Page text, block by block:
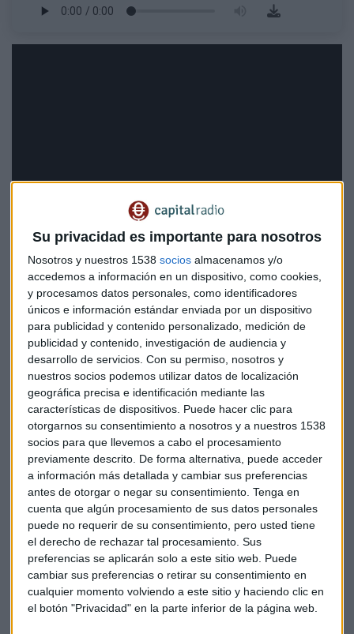
Su privacidad es importante para nosotros
Nosotros y nuestros 1538 socios almacenamos y/o
accedemos a información en un dispositivo, como cookies,
y procesamos datos personales, como identificadores
únicos e información estándar enviada por un dispositivo
para publicidad y contenido personalizado, medición de
publicidad y contenido, investigación de audiencia y
desarrollo de servicios. Con su permiso, nosotros y
nuestros socios podemos utilizar datos de localización
geográfica precisa e identificación mediante las
características de dispositivos. Puede hacer clic para
otorgarnos su consentimiento a nosotros y a nuestros 1538
socios para que llevemos a cabo el procesamiento
previamente descrito. De forma alternativa, puede acceder
a información más detallada y cambiar sus preferencias
antes de otorgar o negar su consentimiento. Tenga en
cuenta que algún procesamiento de sus datos personales
puede no requerir de su consentimiento, pero usted tiene
el derecho de rechazar tal procesamiento. Sus
preferencias se aplicarán solo a este sitio web. Puede
cambiar sus preferencias o retirar su consentimiento en
cualquier momento volviendo a este sitio y haciendo clic en
el botón "Privacidad" en la parte inferior de la página web.
Según explica Jorge del Canto, asesor financiero en
delcanto.es, "el índiceIBEX35, este alza, está muy bien
soportado por el incremento de los beneficios de las
empresas que lo componen y, por lo tanto, no se ha